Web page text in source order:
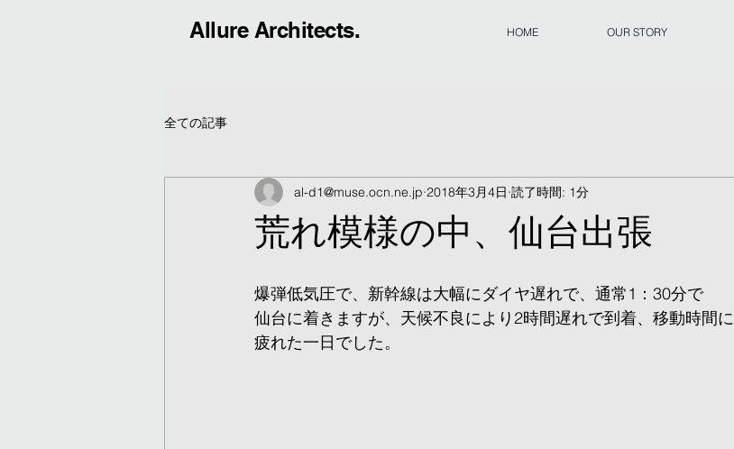
HOME OUR STORY
Allure Architects.
全ての記事
荒れ模様の中、仙台出張
al-d1@muse.ocn.ne.jp 2018年3月4日 読了時間: 1分
爆弾低気圧で、新幹線は大幅にダイヤ遅れで、通常1：30分で
仙台に着きますが、天候不良により2時間遅れで到着、移動時間に
疲れた一日でした。